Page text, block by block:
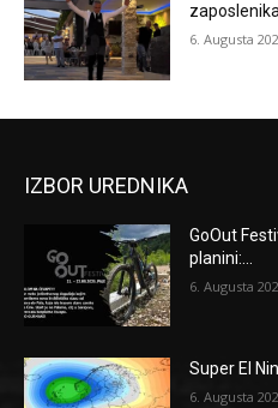
6. Augusta
IZBOR UREDNIKA
GoOut
planini:...
6. Augusta
Super El
6. Augusta